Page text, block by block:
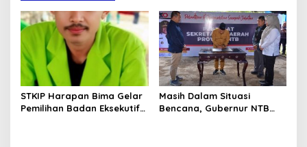
STKIP Harapan Bima Gelar
Pemilihan Badan Eksekutif
Masih Dalam Situasi
Bencana, Gubernur NTB